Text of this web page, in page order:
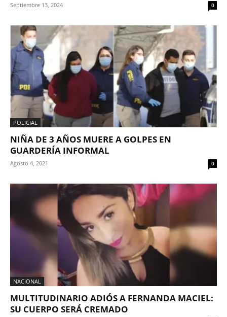
Septiembre 13, 2024 0
POLICIAL
NIÑA DE 3 AÑOS MUERE A GOLPES EN
GUARDERÍA INFORMAL
Agosto 4, 2021 0
NACIONAL
MULTITUDINARIO ADIÓS A FERNANDA MACIEL:
SU CUERPO SERÁ CREMADO